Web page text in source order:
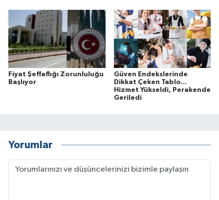
Fiyat Şeffaflığı Zorunluluğu
Başlıyor
Güven Endekslerinde
Dikkat Çeken Tablo...
Hizmet Yükseldi, Perakende
Geriledi
Yorumlar